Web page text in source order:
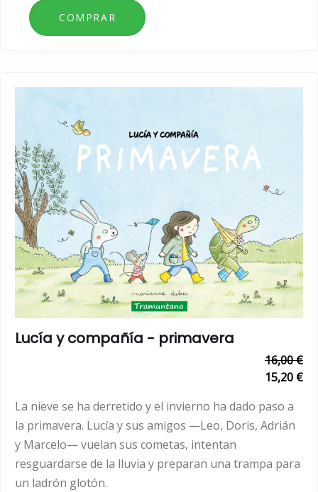
Lucía y compañía - primavera
16,00 €
15,20 €
La nieve se ha derretido y el invierno ha dado paso a
la primavera. Lucía y sus amigos —Leo, Doris, Adrián
y Marcelo— vuelan sus cometas, intentan
resguardarse de la lluvia y preparan una trampa para
un ladrón glotón.